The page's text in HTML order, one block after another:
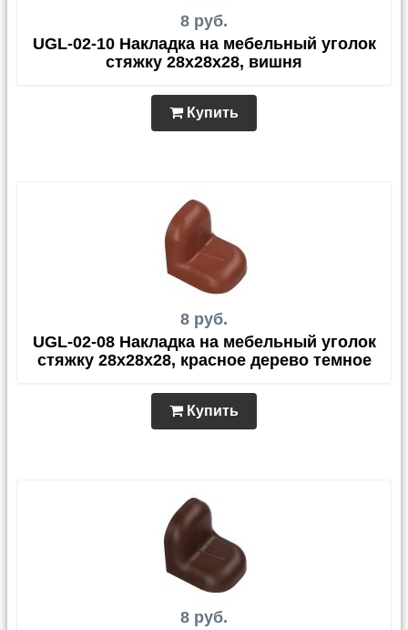
8 руб.
UGL-02-10 Накладка на мебельный уголок
стяжку 28х28х28, вишня
Купить
8 руб.
UGL-02-08 Накладка на мебельный уголок
стяжку 28х28х28, красное дерево темное
Купить
8 руб.